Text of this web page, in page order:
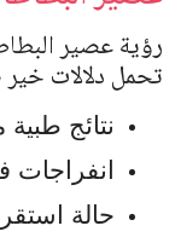
رؤية عصير
تحمل دلالات
نتائج
انفراجات
حالة